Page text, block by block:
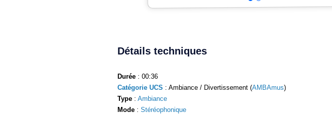
Détails techniques
Durée : 00:36
Catégorie UCS : Ambiance / Divertissement (AMBAmus)
Type : Ambiance
Mode : Stéréophonique